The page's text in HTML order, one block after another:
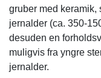
gruber med keramik,
jernalder (ca. 350-
desuden en
muligvis fra yngre
jernalder.